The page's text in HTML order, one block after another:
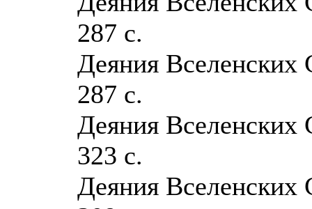
287 с.
Деяния Вселенских
287 с.
Деяния Вселенских
323 с.
Деяния Вселенских